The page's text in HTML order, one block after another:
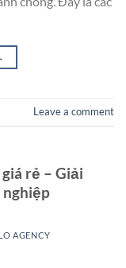
Leave a comment
rẻ – Giải
AGENCY